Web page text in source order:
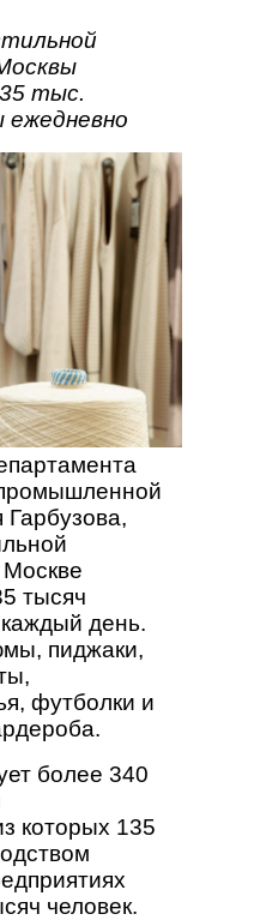
тыс.
Гарбузова,
тысяч
день.
пиджаки,
футболки и
более 340
которых 135
человек.